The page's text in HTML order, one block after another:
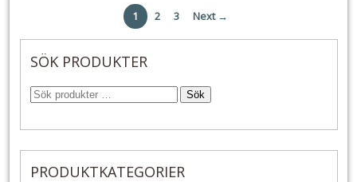
1 2 3 Next →
SÖK PRODUKTER
Sök
PRODUKTKATEGORIER